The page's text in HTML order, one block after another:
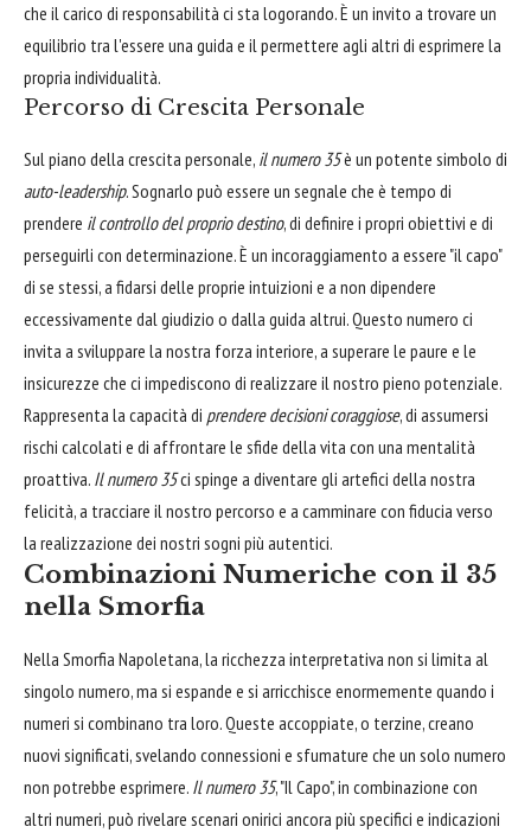
che il carico di responsabilità ci sta logorando. È un invito a trovare un
equilibrio tra l'essere una guida e il permettere agli altri di esprimere la
propria individualità.
Percorso di Crescita Personale
Sul piano della crescita personale, il numero 35è un potente simbolo di
auto-leadership. Sognarlo può essere un segnale che è tempo di
prendere il controllo del proprio destino, di definire i propri obiettivi e di
perseguirli con determinazione. È un incoraggiamento a essere "il capo"
di se stessi, a fidarsi delle proprie intuizioni e a non dipendere
eccessivamente dal giudizio o dalla guida altrui. Questo numero ci
invita a sviluppare la nostra forza interiore, a superare le paure e le
insicurezze che ci impediscono di realizzare il nostro pieno potenziale.
Rappresenta la capacità di prendere decisioni coraggiose, di assumersi
rischi calcolati e di affrontare le sfide della vita con una mentalità
proattiva. Il numero 35ci spinge a diventare gli artefici della nostra
felicità, a tracciare il nostro percorso e a camminare con fiducia verso
la realizzazione dei nostri sogni più autentici.
Combinazioni Numeriche con il 35
nella Smorfia
Nella Smorfia Napoletana, la ricchezza interpretativa non si limita al
singolo numero, ma si espande e si arricchisce enormemente quando i
numeri si combinano tra loro. Queste accoppiate, o terzine, creano
nuovi significati, svelando connessioni e sfumature che un solo numero
non potrebbe esprimere. Il numero 35, "Il Capo", in combinazione con
altri numeri, può rivelare scenari onirici ancora più specifici e indicazioni